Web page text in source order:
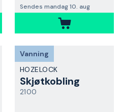
Sendes mandag 10. aug
Vanning
HOZELOCK
Skjøtkobling
2100